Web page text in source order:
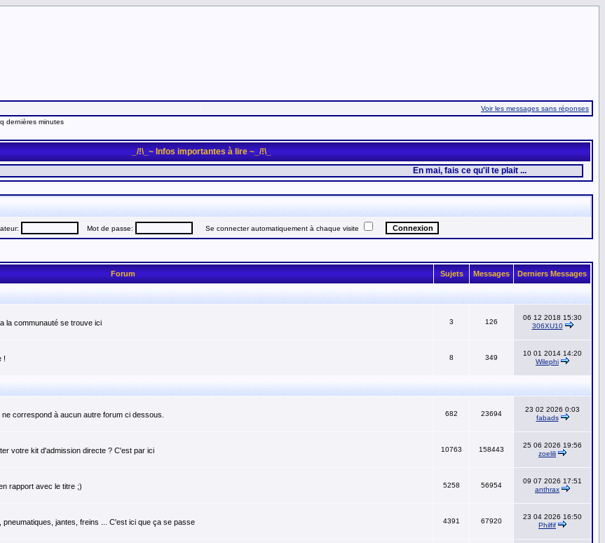
Voir les messages sans réponses
dernières minutes
_/!\_~ Infos importantes à lire ~_/!\_
En mai, fais ce qu'il te plait ...
Mot de passe: Se connecter automatiquement à chaque visite
Forum Sujets Messages Derniers Messages
la communauté se trouve ici 3 126
06 12 2018 15:30
306XU10
! 8 349
10 01 2014 14:20
Wilephi
correspond à aucun autre forum ci dessous. 682 23694
23 02 2026 0:03
fabads
votre kit d'admission directe ? C'est par ici 10763 158443
25 06 2026 19:56
zoelili
rapport avec le titre ;) 5258 56954
09 07 2026 17:51
anthrax
jantes, freins ... C'est ici que ça se passe 4391 67920
23 04 2026 16:50
Philfif